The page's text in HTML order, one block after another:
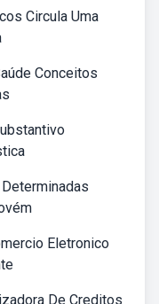
Circula Uma
Conceitos
Eletronico
De Creditos